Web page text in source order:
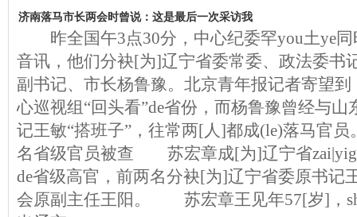
济南落马市长两会时曾说：这是最后一次采访我
昨全国午3点30分，中心纪委罕you土ye同
音讯，他们分袂[为]辽宁省委常委、政法委书
副书记、市长杨鲁豫。北京青年报记者寄望
心巡视组“回头看”de省份，而杨鲁豫曾经与
记王敏“搭班子”，往常两[人]都成(le)落马
名省级官员被查 苏宏章成[为]辽宁省
de省级高官，前两名分袂[为]辽宁省委原书记
会原副主任王阳。 苏宏章王见年57[岁]，